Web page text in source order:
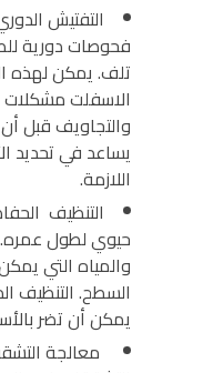
التفتيش
فحوصات دورية
تلف. يمكن
الاسفلتمشكلات
والتجاويف قبل أن
يساعد في تحديد
اللازمة.
التنظيف
حيوي لطول عمره.
والمياه التي
السطح. التنظيف
يمكن أن تضر
معالجة